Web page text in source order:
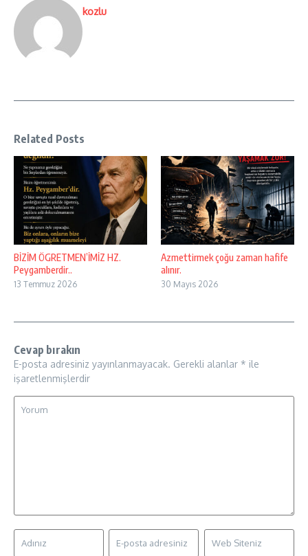
kozlu
Related Posts
BİZİM ÖGRETMEN’İMİZ HZ.
Peygamberdir..
13 Temmuz 2026
Azmettirmek çoğu zaman hafife
alınır.
30 Mayıs 2026
Cevap bırakın
E-posta adresiniz yayınlanmayacak. Gerekli alanlar * ile
işaretlenmişlerdir